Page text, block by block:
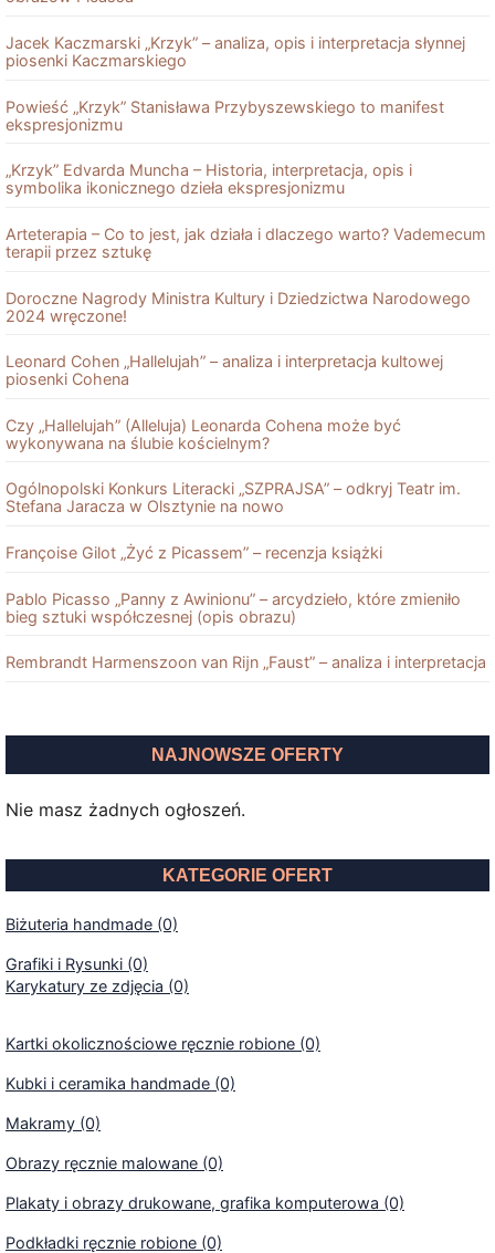
Jacek Kaczmarski „Krzyk” – analiza, opis i interpretacja słynnej
piosenki Kaczmarskiego
Powieść „Krzyk” Stanisława Przybyszewskiego to manifest
ekspresjonizmu
„Krzyk” Edvarda Muncha – Historia, interpretacja, opis i
symbolika ikonicznego dzieła ekspresjonizmu
Arteterapia – Co to jest, jak działa i dlaczego warto? Vademecum
terapii przez sztukę
Doroczne Nagrody Ministra Kultury i Dziedzictwa Narodowego
2024 wręczone!
Leonard Cohen „Hallelujah” – analiza i interpretacja kultowej
piosenki Cohena
Czy „Hallelujah” (Alleluja) Leonarda Cohena może być
wykonywana na ślubie kościelnym?
Ogólnopolski Konkurs Literacki „SZPRAJSA” – odkryj Teatr im.
Stefana Jaracza w Olsztynie na nowo
Françoise Gilot „Żyć z Picassem” – recenzja książki
Pablo Picasso „Panny z Awinionu” – arcydzieło, które zmieniło
bieg sztuki współczesnej (opis obrazu)
Rembrandt Harmenszoon van Rĳn „Faust” – analiza i interpretacja
NAJNOWSZE OFERTY
Nie masz żadnych ogłoszeń.
KATEGORIE OFERT
Biżuteria handmade (0)
Grafiki i Rysunki (0)
Karykatury ze zdjęcia (0)
Kartki okolicznościowe ręcznie robione (0)
Kubki i ceramika handmade (0)
Makramy (0)
Obrazy ręcznie malowane (0)
Plakaty i obrazy drukowane, grafika komputerowa (0)
Podkładki ręcznie robione (0)